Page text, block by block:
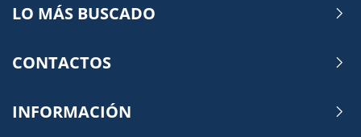
LO MÁS BUSCADO
CONTACTOS
INFORMACIÓN